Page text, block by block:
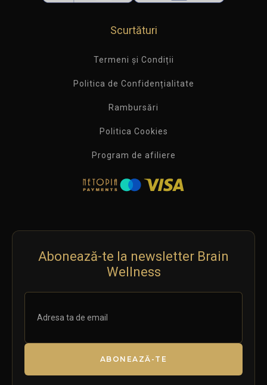
Scurtături
Termeni și Condiții
Politica de Confidențialitate
Rambursări
Politica Cookies
Program de afiliere
Abonează-te la newsletter Brain
Wellness
ABONEAZĂ-TE